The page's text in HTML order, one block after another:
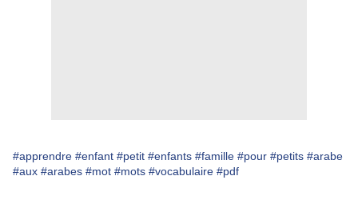
#apprendre #enfant #petit #enfants #famille #pour #petits #arabe
#aux #arabes #mot #mots #vocabulaire #pdf